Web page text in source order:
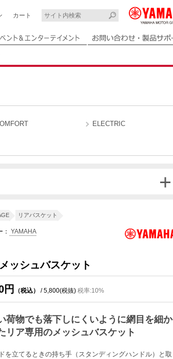
カート
ELECTRIC
リアバスケット
： YAMAHA
ッシュバスケット
円 （税込） / 5,800(税抜) 税率:10%
荷物でも落下しにくいように網目を細か
リア専用のメッシュバスケット
を立てるときの持ち手（スタンディングハンドル）と取